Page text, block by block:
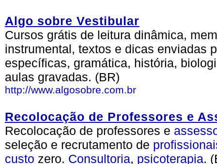
Algo sobre Vestibular
Cursos grátis de leitura dinâmica,
instrumental, textos e dicas enviadas
específicas, gramática, história,
aulas gravadas. (BR)
http://www.algosobre.com.br
Recolocação de Professores e
Recolocação de professores e
seleção e recrutamento de
custo zero. Consultoria, psicoterapia.